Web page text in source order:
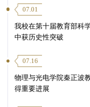
07.01
我校在第十届教育部科
中获历史性突破
07.16
物理与光电学院秦正波
得重要进展